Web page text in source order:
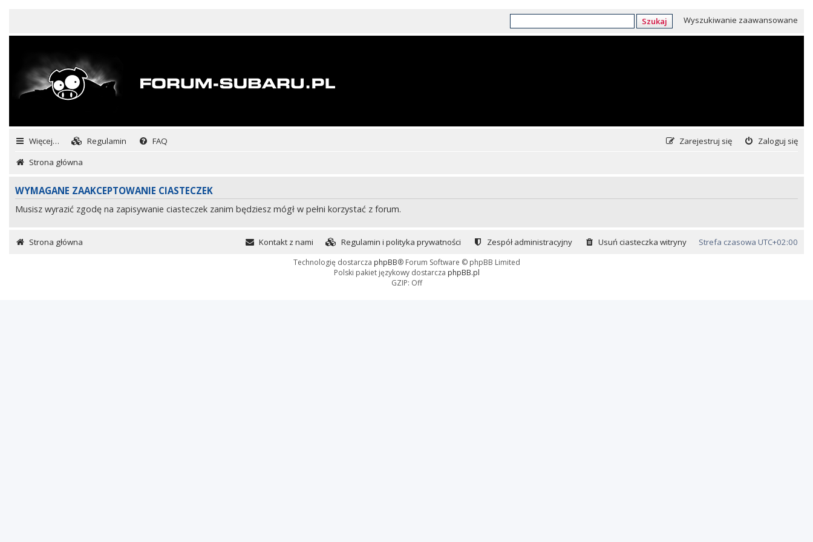
Szukaj Wyszukiwanie zaawansowane
Więcej… Regulamin FAQ Zaloguj się
Zarejestruj się
Strona główna
WYMAGANE ZAAKCEPTOWANIE CIASTECZEK
Musisz wyrazić zgodę na zapisywanie ciasteczek zanim będziesz mógł w pełni korzystać z forum.
Strona główna Strefa czasowa UTC+02:00
Usuń ciasteczka witryny
Zespół administracyjny
Regulamin i polityka prywatności
Kontakt z nami
Technologię dostarcza phpBB® Forum Software © phpBB Limited
Polski pakiet językowy dostarcza phpBB.pl
GZIP: Off